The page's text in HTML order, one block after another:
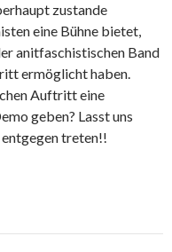
zustande
eine Bühne bietet,
anitfaschistischen Band
ermöglicht haben.
Auftritt eine
geben? Lasst uns
entgegen treten!!